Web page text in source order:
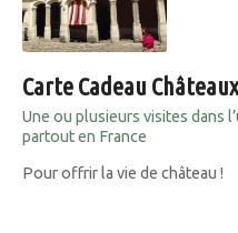
Carte Cadeau
Une ou plusieurs visites dans
partout en France
Pour offrir la vie de château !